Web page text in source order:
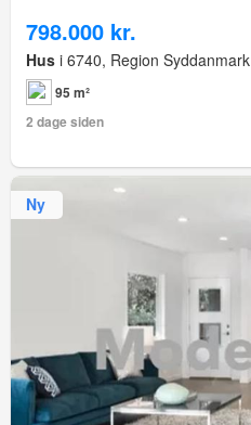
798.000 kr.
Hus i 6740, Region Syddanmark
95 m²
2 dage siden
Ny